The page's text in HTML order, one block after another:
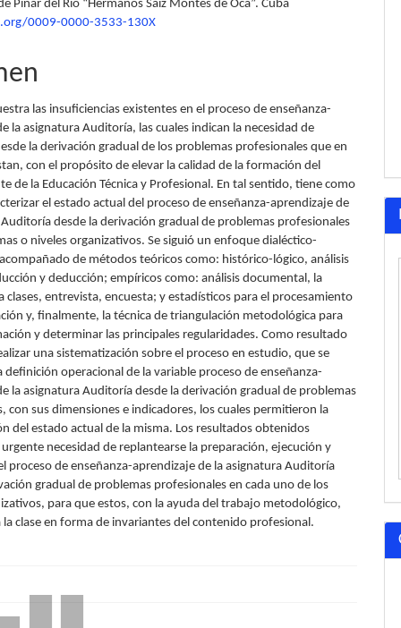
Pinar del Río “Hermanos Saíz Montes de Oca”. Cuba
0009-0000-3533-130X
las insuficiencias existentes en el proceso de enseñanza-
la asignatura Auditoría, las cuales indican la necesidad de
la derivación gradual de los problemas profesionales que en
con el propósito de elevar la calidad de la formación del
de la Educación Técnica y Profesional. En tal sentido, tiene como
el estado actual del proceso de enseñanza-aprendizaje de
desde la derivación gradual de problemas profesionales
o niveles organizativos. Se siguió un enfoque dialéctico-
de métodos teóricos como: histórico-lógico, análisis
y deducción; empíricos como: análisis documental, la
clases, entrevista, encuesta; y estadísticos para el procesamiento
y, finalmente, la técnica de triangulación metodológica para
y determinar las principales regularidades. Como resultado
una sistematización sobre el proceso en estudio, que se
definición operacional de la variable proceso de enseñanza-
la asignatura Auditoría desde la derivación gradual de problemas
con sus dimensiones e indicadores, los cuales permitieron la
del estado actual de la misma. Los resultados obtenidos
necesidad de replantearse la preparación, ejecución y
proceso de enseñanza-aprendizaje de la asignatura Auditoría
gradual de problemas profesionales en cada uno de los
para que estos, con la ayuda del trabajo metodológico,
la clase en forma de invariantes del contenido profesional.